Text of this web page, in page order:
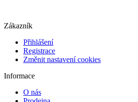
Zákazník
Přihlášení
Registrace
Změnit nastavení cookies
Informace
O nás